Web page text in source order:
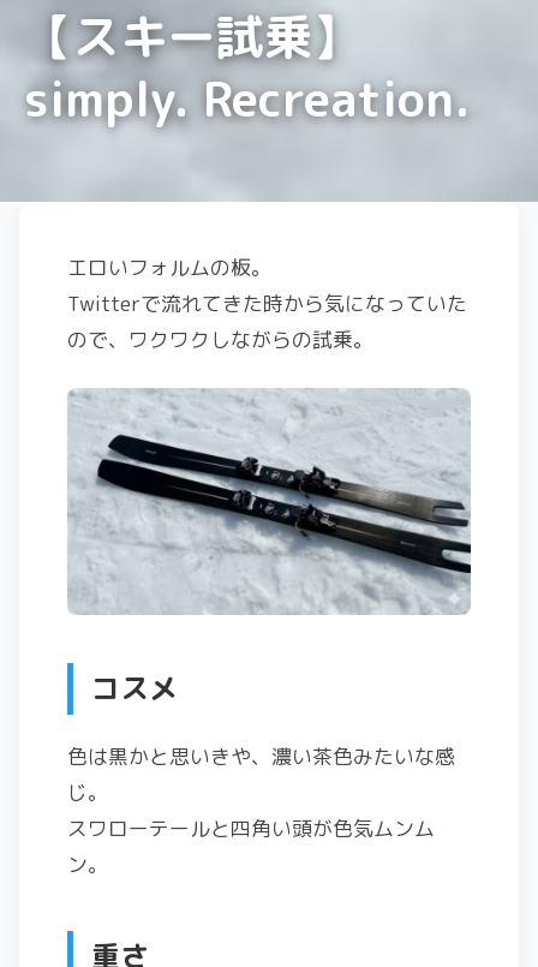
【スキー試乗】
simply. Recreation.
エロいフォルムの板。
Twitterで流れてきた時から気になっていた
ので、ワクワクしながらの試乗。
コスメ
色は黒かと思いきや、濃い茶色みたいな感
じ。
スワローテールと四角い頭が色気ムンム
ン。
重さ